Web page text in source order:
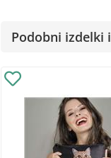
Podobni izdelki